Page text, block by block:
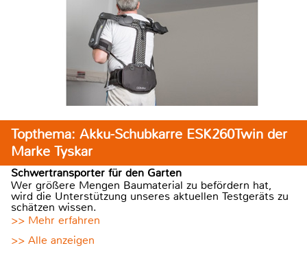
Topthema: Akku-Schubkarre ESK260Twin der
Marke Tyskar
Schwertransporter für den Garten
Wer größere Mengen Baumaterial zu befördern hat,
wird die Unterstützung unseres aktuellen Testgeräts zu
schätzen wissen.
>> Mehr erfahren
>> Alle anzeigen